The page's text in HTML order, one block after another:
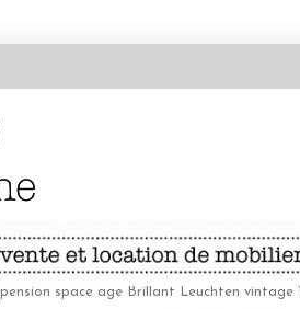
space age Brillant Leuchten vintage